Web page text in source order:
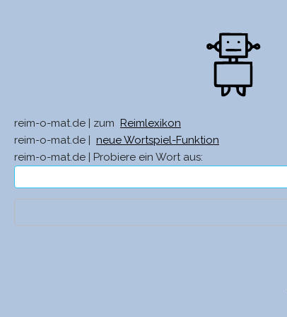
reim-o-mat.de | zum
Reimlexikon
reim-o-mat.de |
neue Wortspiel-Funktion
reim-o-mat.de | Probiere ein Wort aus: